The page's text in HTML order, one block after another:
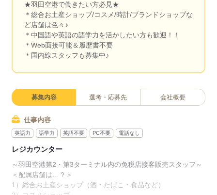
★羽田空港で働きたい方必見★
＊総合お土産ショップ/コスメ/時計/ブランドショップな
ど店舗は色々♪
＊中国語や英語の語学力を活かしたい方も歓迎！！
＊Web面接可能＆履歴書不要
＊国内線スタッフも募集中♪
募集内容 選考・応募先 会社概要
仕事内容
英語力 語学力 英語不要 PC不要 電話なし
レジカウンター
～羽田空港第2・第3ターミナル内の免税店接客販売スタッフ～
＜配属店舗は…？＞
1）総合お土産ショップ（酒・たばこ・食品など）